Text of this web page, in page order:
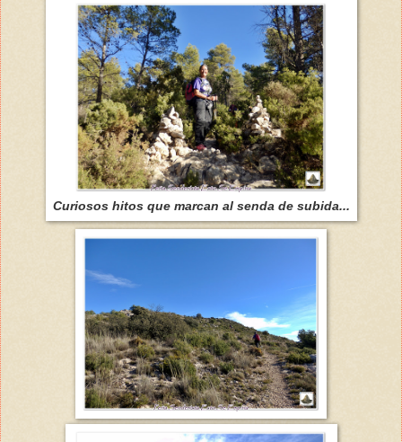
Curiosos hitos que marcan al senda de subida...